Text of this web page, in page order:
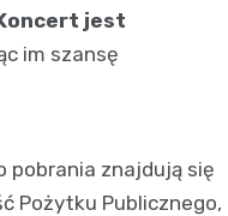
jest
im szansę
pobrania znajdują się
Pożytku Publicznego,